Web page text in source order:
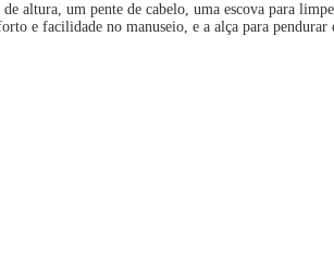
altura, um pente de cabelo, uma escova para
e facilidade no manuseio, e a alça para pendurar